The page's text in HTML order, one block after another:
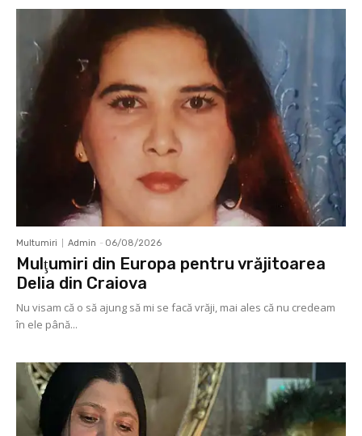
Multumiri Admin - 06/08/2026
Mulţumiri din Europa pentru vrăjitoarea
Delia din Craiova
Nu visam că o să ajung să mi se facă vrăji, mai ales că nu credeam
în ele până...